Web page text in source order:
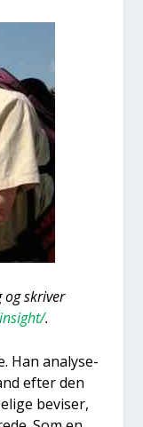
skri­ver
.
Han ana­ly­se­
efter den
bevi­ser,